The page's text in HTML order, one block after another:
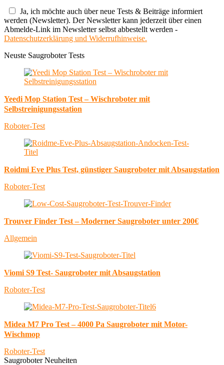
Ja, ich möchte auch über neue Tests & Beiträge informiert
werden (Newsletter). Der Newsletter kann jederzeit über einen
Abmelde-Link im Newsletter selbst abbestellt werden -
Datenschutzerklärung und Widerrufhinweise.
Neuste Saugroboter Tests
Yeedi Mop Station Test – Wischroboter mit
Selbstreinigungsstation
Roboter-Test
Roidmi Eve Plus Test, günstiger Saugroboter mit Absaugstation
Roboter-Test
Trouver Finder Test – Moderner Saugroboter unter 200€
Allgemein
Viomi S9 Test- Saugroboter mit Absaugstation
Roboter-Test
Midea M7 Pro Test – 4000 Pa Saugroboter mit Motor-
Wischmop
Roboter-Test
Saugroboter Neuheiten